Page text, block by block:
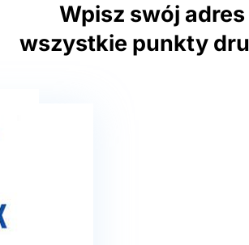
Wpisz swój
wszystkie punkty